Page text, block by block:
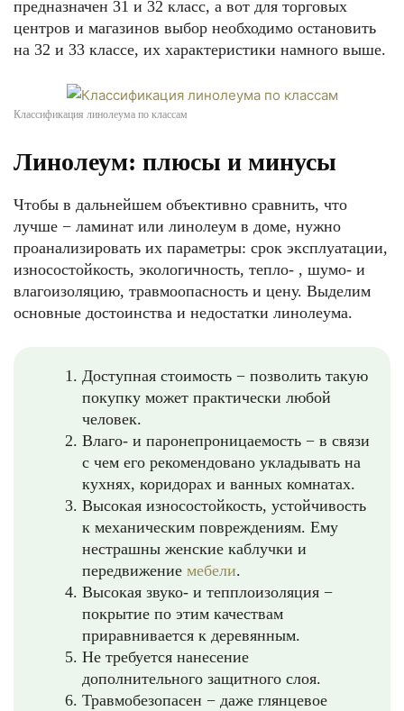
предназначен 31 и 32 класс, а вот для торговых
центров и магазинов выбор необходимо остановить
на 32 и 33 классе, их характеристики намного выше.
Классификация линолеума по классам
Линолеум: плюсы и минусы
Чтобы в дальнейшем объективно сравнить, что
лучше − ламинат или линолеум в доме, нужно
проанализировать их параметры: срок эксплуатации,
износостойкость, экологичность, тепло- , шумо- и
влагоизоляцию, травмоопасность и цену. Выделим
основные достоинства и недостатки линолеума.
Доступная стоимость − позволить такую
покупку может практически любой
человек.
Влаго- и паронепроницаемость − в связи
с чем его рекомендовано укладывать на
кухнях, коридорах и ванных комнатах.
Высокая износостойкость, устойчивость
к механическим повреждениям. Ему
нестрашны женские каблучки и
передвижение мебели.
Высокая звуко- и тепплоизоляция −
покрытие по этим качествам
приравнивается к деревянным.
Не требуется нанесение
дополнительного защитного слоя.
Травмобезопасен − даже глянцевое